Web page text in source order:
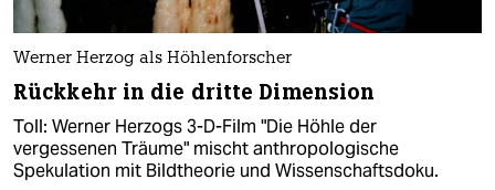
Werner Herzog als Höhlenforscher
Rückkehr in die dritte Dimension
Toll: Werner Herzogs 3-D-Film "Die Höhle der
vergessenen Träume" mischt anthropologische
Spekulation mit Bildtheorie und Wissenschaftsdoku.